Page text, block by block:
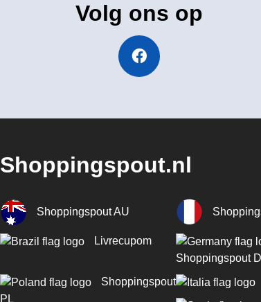
Volg ons op
Shoppingspout.nl
Shoppingspout AU
Livrecupom
Shoppingspout
Shoppingspout
PL